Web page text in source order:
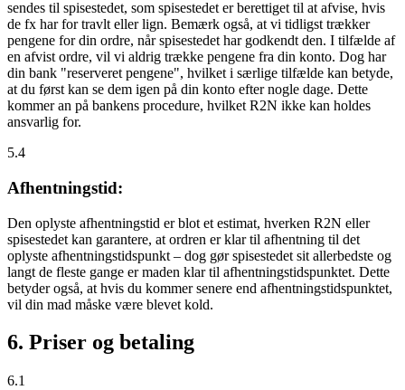
sendes til spisestedet, som spisestedet er berettiget til at afvise, hvis
de fx har for travlt eller lign. Bemærk også, at vi tidligst trækker
pengene for din ordre, når spisestedet har godkendt den. I tilfælde af
en afvist ordre, vil vi aldrig trække pengene fra din konto. Dog har
din bank "reserveret pengene", hvilket i særlige tilfælde kan betyde,
at du først kan se dem igen på din konto efter nogle dage. Dette
kommer an på bankens procedure, hvilket R2N ikke kan holdes
ansvarlig for.
5.4
Afhentningstid:
Den oplyste afhentningstid er blot et estimat, hverken R2N eller
spisestedet kan garantere, at ordren er klar til afhentning til det
oplyste afhentningstidspunkt – dog gør spisestedet sit allerbedste og
langt de fleste gange er maden klar til afhentningstidspunktet. Dette
betyder også, at hvis du kommer senere end afhentningstidspunktet,
vil din mad måske være blevet kold.
6. Priser og betaling
6.1